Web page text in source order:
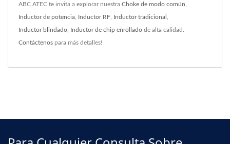
ABC ATEC te invita a explorar nuestra Choke de modo común
Inductor de potencia Inductor RF Inductor tradicional
Inductor blindado Inductor de chip enrollado de alta calidad.
Contáctenos para más detalles!